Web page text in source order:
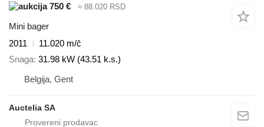
750 €
≈ 88.020 RSD
Mini bager
2011
11.020 m/č
Snaga 31.98 kW (43.51 k.s.)
Belgija, Gent
Auctelia SA